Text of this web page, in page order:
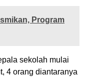
Program
sekolah mulai
4 orang diantaranya